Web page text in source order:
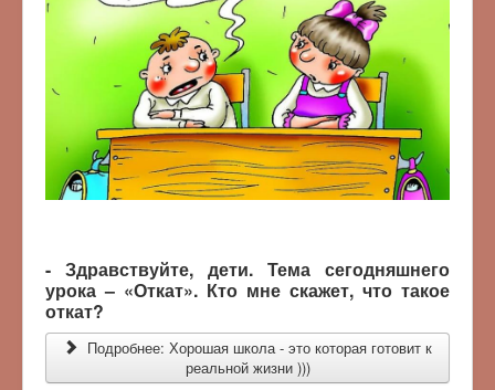
- Здравствуйте, дети. Тема сегодняшнего
урока – «Откат». Кто мне скажет, что такое
откат?
Подробнее: Хорошая школа - это которая готовит к
реальной жизни )))